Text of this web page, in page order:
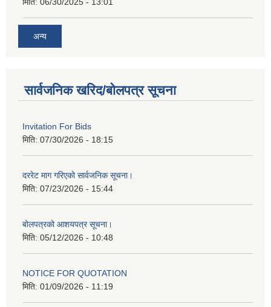
अन्य
सार्वजनिक खरिद/बोलपत्र सूचना
Invitation For Bids
मिति: 07/30/2026 - 18:15
दररेट माग गरिएको सार्वजनिक सूचना।
मिति: 07/23/2026 - 15:44
बोलपत्रको आशयपत्र सूचना।
मिति: 05/12/2026 - 10:48
NOTICE FOR QUOTATION
मिति: 01/09/2026 - 11:19